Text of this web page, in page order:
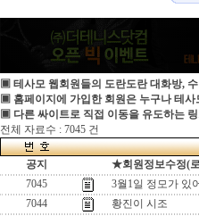
▣ 테사모 웹회원들의 도란도란 대화방,
▣ 홈페이지에 가입한 회원은 누구나 테사
▣ 다른 싸이트로 직접 이동을 유도하는
전체 자료수 : 7045 건
공지
★회원정보수정(
7045
3월1일 정모가 있
7044
황진이 시조